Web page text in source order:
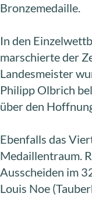
Bronzemedaille.
In den
marschierte der
Landesmeister
Philipp Olbrich
über den
Ebenfalls das
Medaillentraum.
Ausscheiden im
Louis Noe